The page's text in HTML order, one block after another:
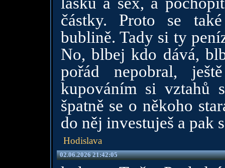
částky. Proto se
bublině. Tady si ty
No, blbej kdo dává,
pořád nepobral,
kupováním si vztahů
špatně se o někoho
do něj investuješ a pak
Hodislava
02.06.2026 21:42:05